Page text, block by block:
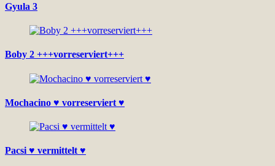
Gyula 3
Boby 2 +++vorreserviert+++
Mochacino ♥ vorreserviert ♥
Pacsi ♥ vermittelt ♥